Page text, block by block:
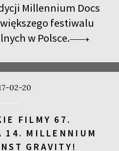
Millennium Docs
festiwalu
w Polsce.
02-20
FILMY 67.
14. MILLENNIUM
GRAVITY!